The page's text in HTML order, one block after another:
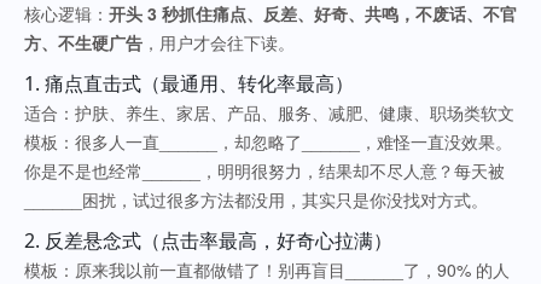
核心逻辑： 开头 3 秒抓住痛点、反差、好奇、共鸣，不废话、不官
方、不生硬广告 ，用户才会往下读。
1. 痛点直击式（最通用、转化率最高）
适合：护肤、养生、家居、产品、服务、减肥、健康、职场类软文
模板：很多人一直______，却忽略了______，难怪一直没效果。
你是不是也经常______，明明很努力，结果却不尽人意？每天被
______困扰，试过很多方法都没用，其实只是你没找对方式。
2. 反差悬念式（点击率最高，好奇心拉满）
模板：原来我以前一直都做错了！别再盲目______了，90% 的人